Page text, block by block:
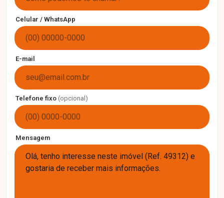
Celular / WhatsApp
E-mail
Telefone fixo (opcional)
Mensagem